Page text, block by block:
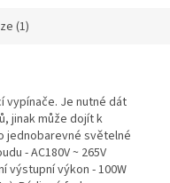
(1)
vypínače. Je nutné dát
jinak může dojít k
jednobarevné světelné
- AC180V ~ 265V
výstupní výkon - 100W